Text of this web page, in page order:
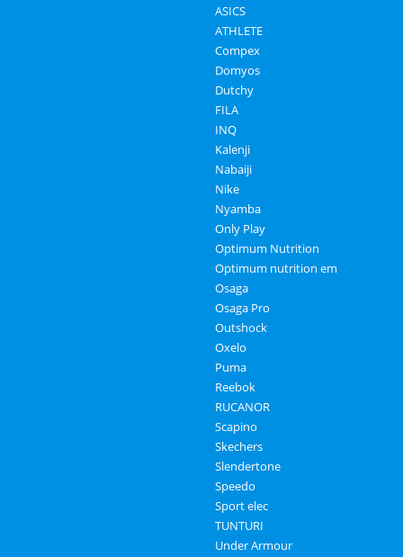
ASICS
ATHLETE
Compex
Domyos
Dutchy
FILA
INQ
Kalenji
Nabaiji
Nike
Nyamba
Only Play
Optimum Nutrition
Optimum nutrition em
Osaga
Osaga Pro
Outshock
Oxelo
Puma
Reebok
RUCANOR
Scapino
Skechers
Slendertone
Speedo
Sport elec
TUNTURI
Under Armour